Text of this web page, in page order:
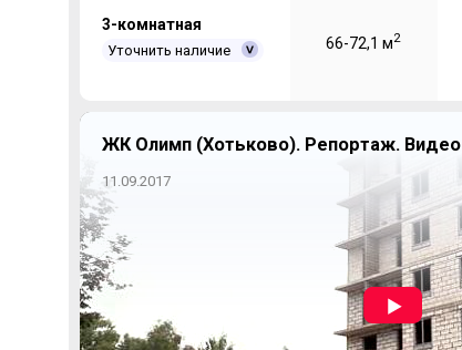
3-комнатная
Уточнить наличие 66-72,1 м2
ЖК Олимп (Хотьково). Репортаж. Видео
11.09.2017